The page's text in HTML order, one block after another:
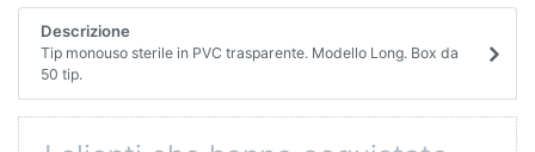
Descrizione
Tip monouso sterile in PVC trasparente. Modello Long. Box da
50 tip.